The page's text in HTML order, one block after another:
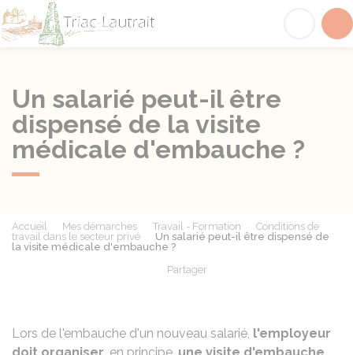
Un salarié peut-il être
dispensé de la visite
médicale d'embauche ?
Accueil Mes démarches Travail - Formation
Conditions de
travail dans le secteur privé
Un salarié peut-il être dispensé de
la visite médicale d'embauche ?
Partager
Lors de l'embauche d'un nouveau salarié, l'employeur